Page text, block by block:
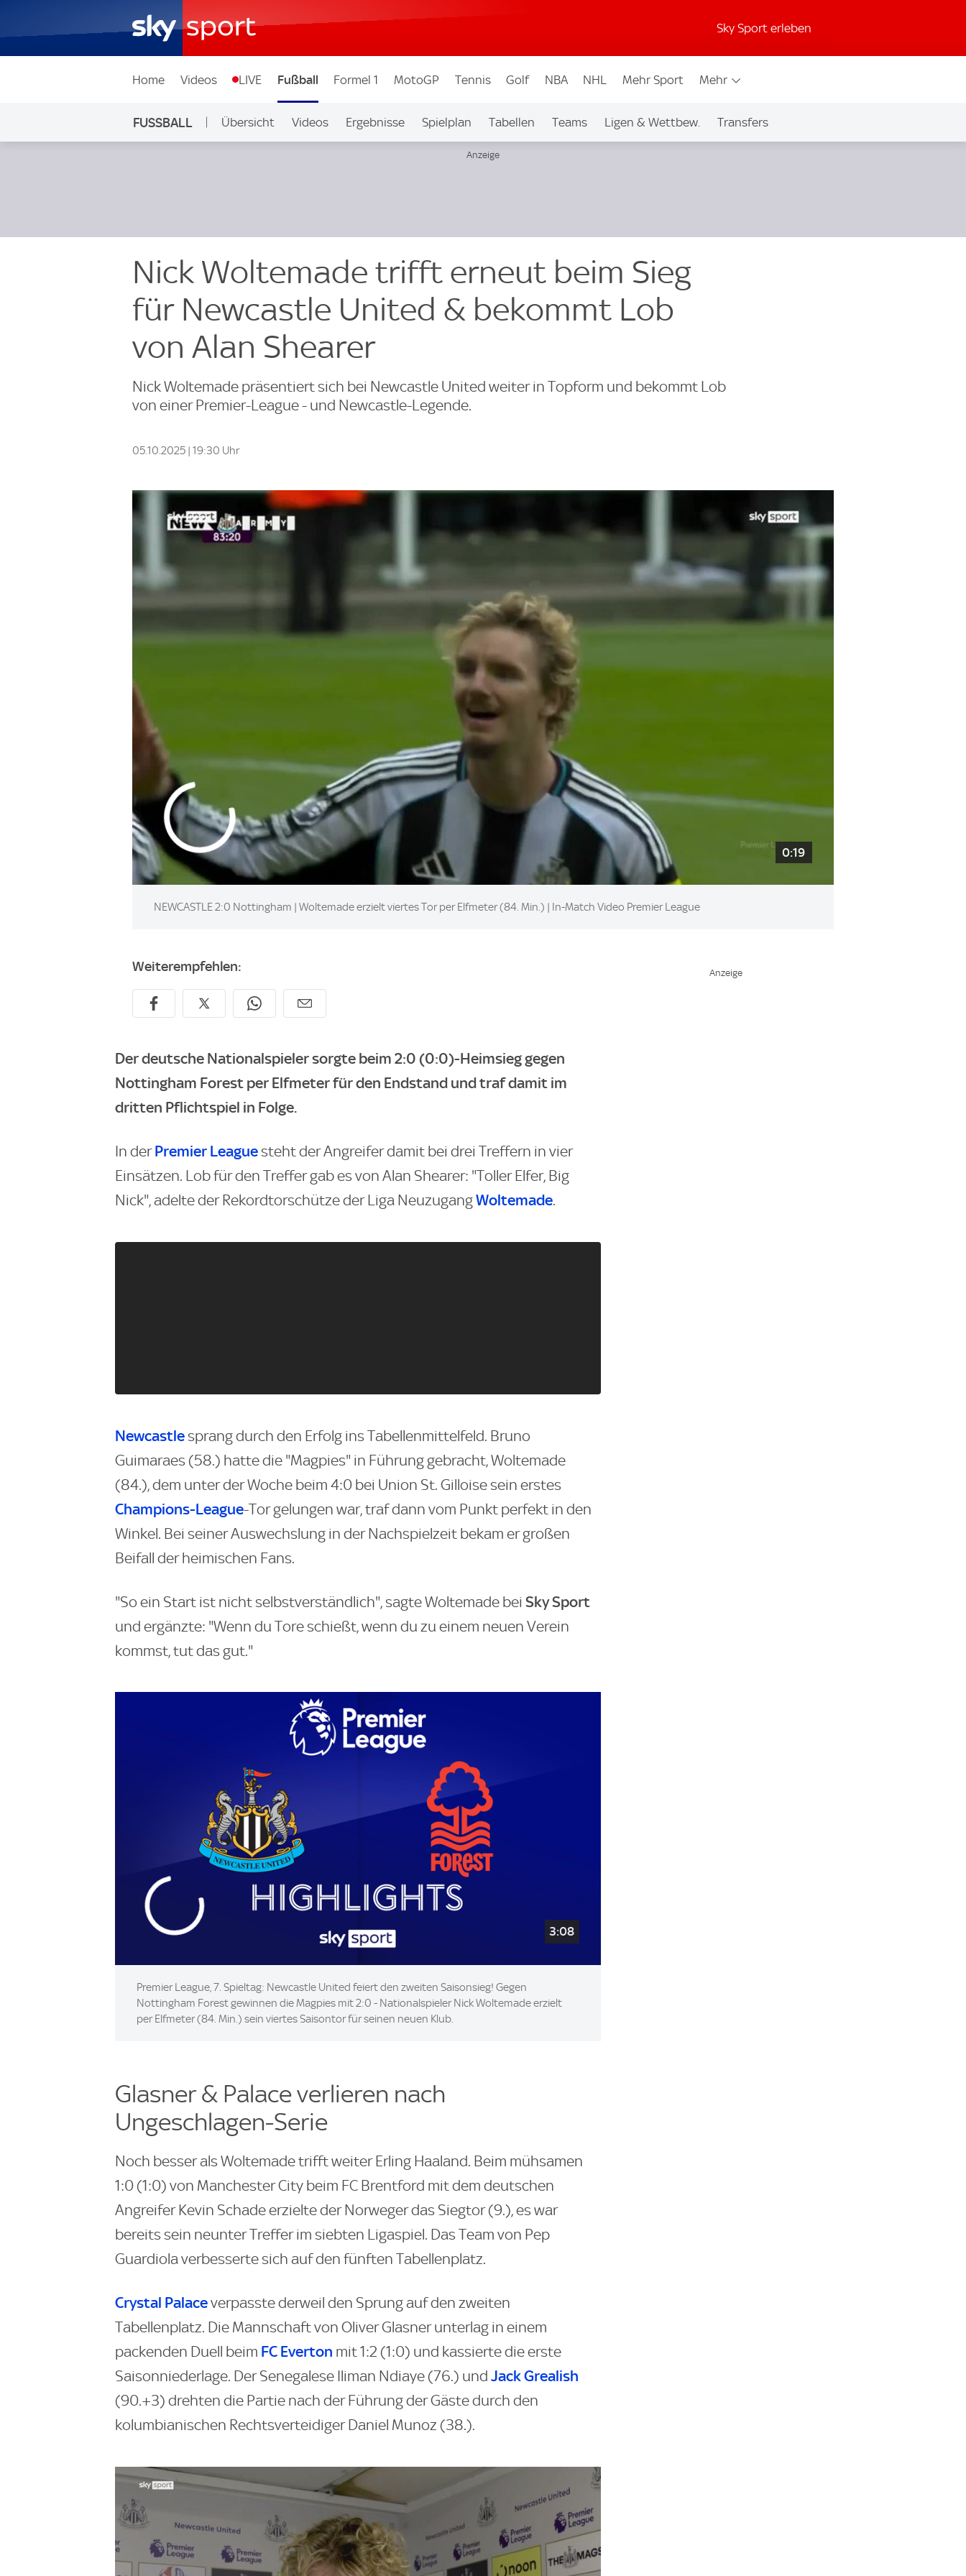
Sky Sport erleben
Home Videos LIVE Fußball Formel 1 MotoGP Tennis Golf NBA NHL Mehr Sport Mehr
FUSSBALL Übersicht Videos Ergebnisse Spielplan Tabellen Teams Ligen & Wettbew. Transfers
Nick Woltemade trifft erneut beim Sieg
für Newcastle United & bekommt Lob
von Alan Shearer
Nick Woltemade präsentiert sich bei Newcastle United weiter in Topform und bekommt Lob
von einer Premier-League - und Newcastle-Legende.
05.10.2025 | 19:30 Uhr
0:19
NEWCASTLE 2:0 Nottingham | Woltemade erzielt viertes Tor per Elfmeter (84. Min.) | In-Match Video Premier League
Weiterempfehlen:
Der deutsche Nationalspieler sorgte beim 2:0 (0:0)-Heimsieg gegen
Nottingham Forest per Elfmeter für den Endstand und traf damit im
dritten Pflichtspiel in Folge.
In derPremier League steht der Angreifer damit bei drei Treffern in vier
Einsätzen. Lob für den Treffer gab es von Alan Shearer: "Toller Elfer, Big
Nick", adelte der Rekordtorschütze der Liga NeuzugangWoltemade.
Newcastle sprang durch den Erfolg ins Tabellenmittelfeld. Bruno
Guimaraes (58.) hatte die "Magpies" in Führung gebracht, Woltemade
(84.), dem unter der Woche beim 4:0 bei Union St. Gilloise sein erstes
Champions-League-Tor gelungen war, traf dann vom Punkt perfekt in den
Winkel. Bei seiner Auswechslung in der Nachspielzeit bekam er großen
Beifall der heimischen Fans.
"So ein Start ist nicht selbstverständlich", sagte Woltemade bei Sky Sport
und ergänzte: "Wenn du Tore schießt, wenn du zu einem neuen Verein
kommst, tut das gut."
3:08
Premier League, 7. Spieltag: Newcastle United feiert den zweiten Saisonsieg! Gegen
Nottingham Forest gewinnen die Magpies mit 2:0 - Nationalspieler Nick Woltemade erzielt
per Elfmeter (84. Min.) sein viertes Saisontor für seinen neuen Klub.
Glasner & Palace verlieren nach
Ungeschlagen-Serie
Noch besser als Woltemade trifft weiter Erling Haaland. Beim mühsamen
1:0 (1:0) von Manchester City beim FC Brentford mit dem deutschen
Angreifer Kevin Schade erzielte der Norweger das Siegtor (9.), es war
bereits sein neunter Treffer im siebten Ligaspiel. Das Team von Pep
Guardiola verbesserte sich auf den fünften Tabellenplatz.
Crystal Palaceverpasste derweil den Sprung auf den zweiten
Tabellenplatz. Die Mannschaft von Oliver Glasner unterlag in einem
packenden Duell beim FC Everton mit 1:2 (1:0) und kassierte die erste
Saisonniederlage. Der Senegalese Iliman Ndiaye (76.) und Jack Grealish
(90.+3) drehten die Partie nach der Führung der Gäste durch den
kolumbianischen Rechtsverteidiger Daniel Munoz (38.).